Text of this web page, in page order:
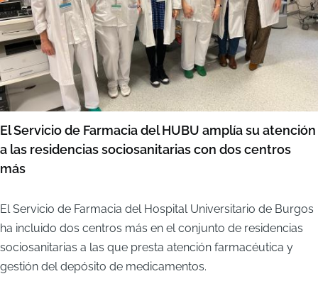
El Servicio de Farmacia del HUBU amplía su atención
a las residencias sociosanitarias con dos centros
más
El Servicio de Farmacia del Hospital Universitario de Burgos
ha incluido dos centros más en el conjunto de residencias
sociosanitarias a las que presta atención farmacéutica y
gestión del depósito de medicamentos.